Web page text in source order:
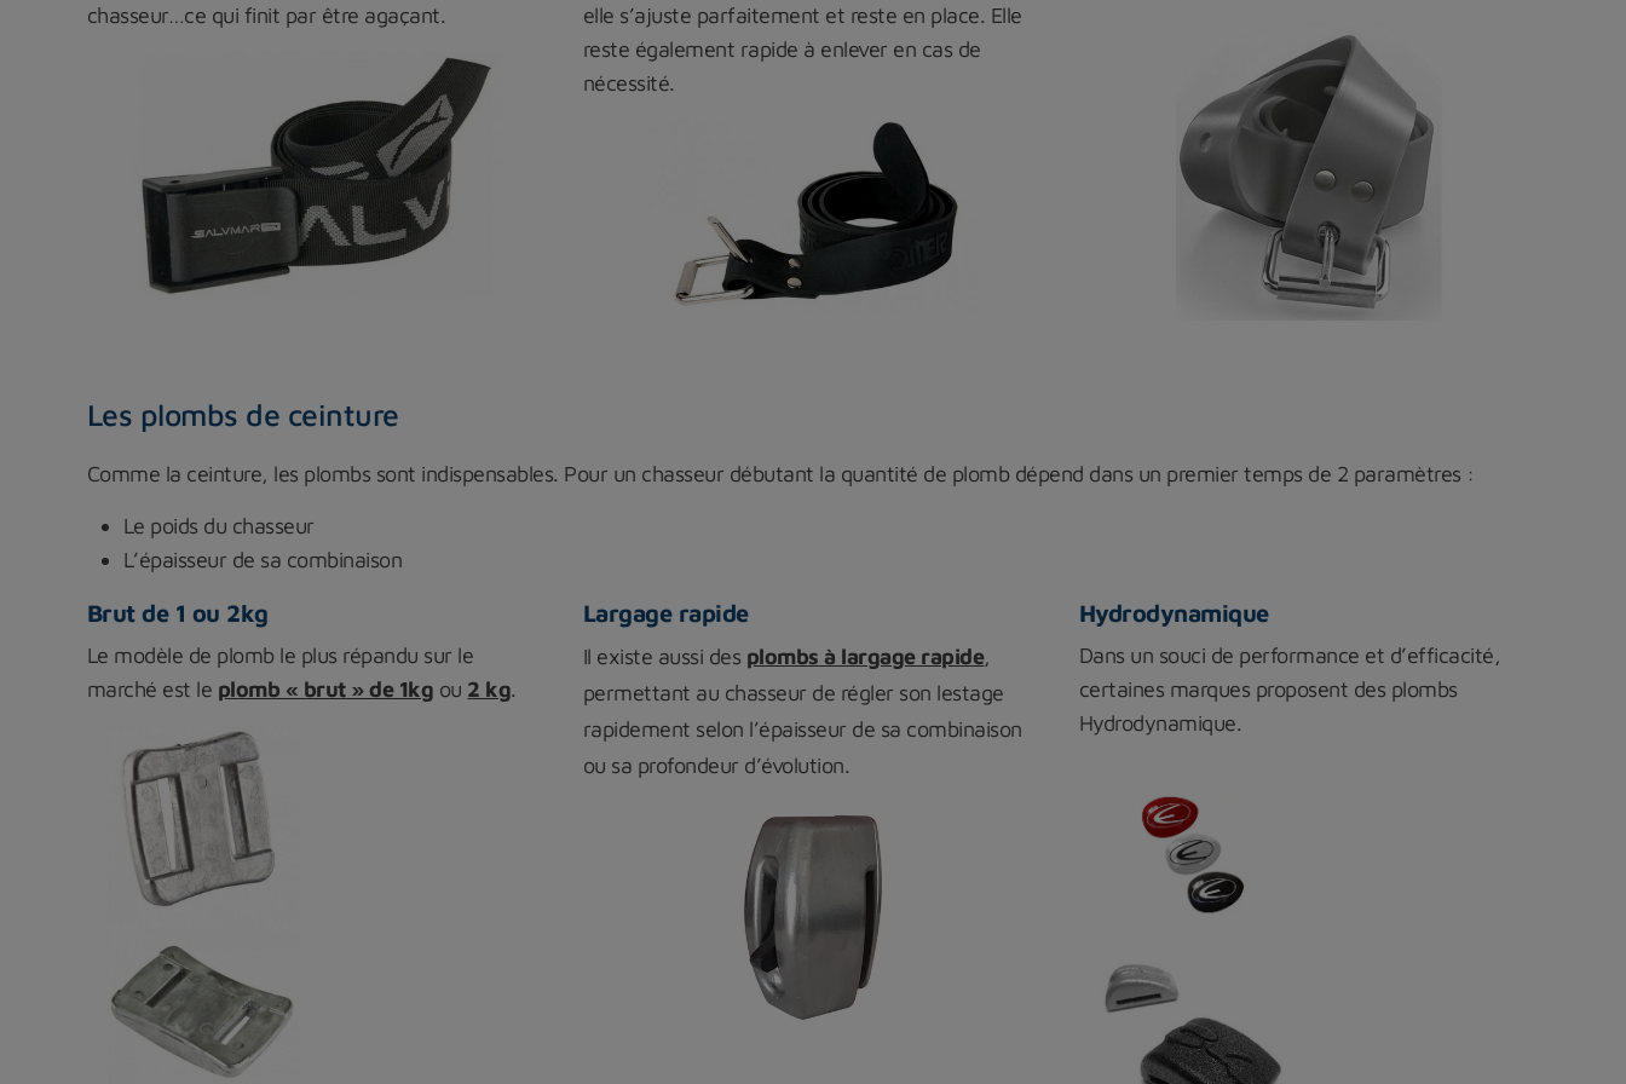
chasseur…ce qui finit par être agaçant.
elle s’ajuste parfaitement et reste en place. Elle
reste également rapide à enlever en cas de
nécessité.
Les plombs de ceinture
Comme la ceinture, les plombs sont indispensables. Pour un chasseur débutant la quantité de plomb dépend dans un premier temps de 2 paramètres :
Le poids du chasseur
L’épaisseur de sa combinaison
Brut de 1 ou 2kg
Le modèle de plomb le plus répandu sur le
marché est le plomb « brut » de 1kg ou 2 kg.
Largage rapide
Il existe aussi des plombs à largage rapide,
permettant au chasseur de régler son lestage
rapidement selon l’épaisseur de sa combinaison
ou sa profondeur d’évolution.
Hydrodynamique
Dans un souci de performance et d’efficacité,
certaines marques proposent des plombs
Hydrodynamique.